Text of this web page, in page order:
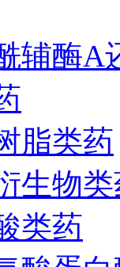
辅酶A
脂类药
生物
类药